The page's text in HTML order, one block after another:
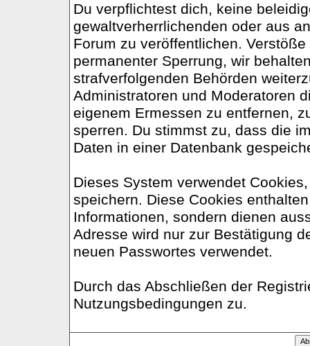
Du verpflichtest dich, keine
gewaltverherrlichenden oder aus
Forum zu veröffentlichen.
permanenter Sperrung, wir
strafverfolgenden Behörden
Administratoren und Moderatoren
eigenem Ermessen zu entfernen,
sperren. Du stimmst zu, dass die
Daten in einer Datenbank
Dieses System verwendet
speichern. Diese Cookies
Informationen, sondern dienen
Adresse wird nur zur Bestätigung
neuen Passwortes verwendet.
Durch das Abschließen der
Nutzungsbedingungen zu.